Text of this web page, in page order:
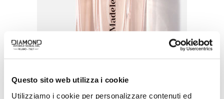
Questo sito web utilizza i cookie
Utilizziamo i cookie per personalizzare contenuti ed